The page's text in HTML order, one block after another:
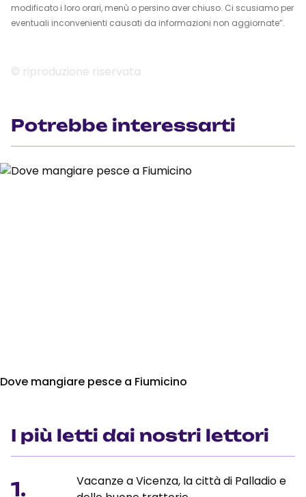
modificato i loro orari, menù o persino aver chiuso. Ci scusiamo per
eventuali inconvenienti causati da informazioni non aggiornate”.
© riproduzione riservata
Potrebbe interessarti
Dove mangiare pesce a Fiumicino
I più letti dai nostri lettori
1.
Vacanze a Vicenza, la città di Palladio e